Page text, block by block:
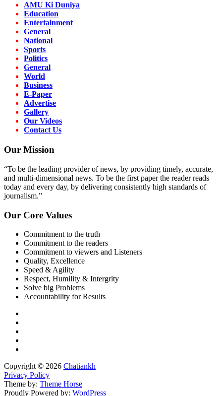
AMU Ki Duniya
Education
Entertainment
General
National
Sports
Politics
General
World
Business
E-Paper
Advertise
Gallery
Our Videos
Contact Us
Our Mission
“To be the leading provider of news, by providing timely, accurate,
and multi-dimensional news. To be the first paper the reader reads
today and every day, by delivering consistently high standards of
journalism.”
Our Core Values
Commitment to the truth
Commitment to the readers
Commitment to viewers and Listeners
Quality, Excellence
Speed & Agility
Respect, Humility & Intergrity
Solve big Problems
Accountability for Results
Copyright © 2026 Chatiankh
Privacy Policy
Theme by: Theme Horse
Proudly Powered by: WordPress